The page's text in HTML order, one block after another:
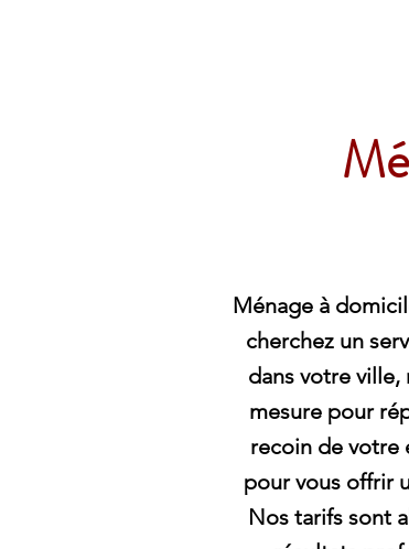
Ménage à
cherchez un
dans votre
mesure pour
recoin de votre
pour vous offrir
Nos tarifs sont